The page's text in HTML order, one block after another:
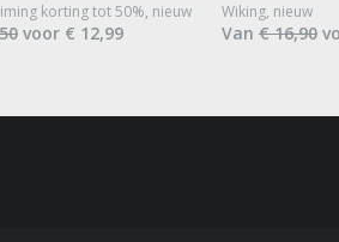
korting tot 50%, nieuw
voor € 12,99
Wiking, nieuw
Van € 16,90